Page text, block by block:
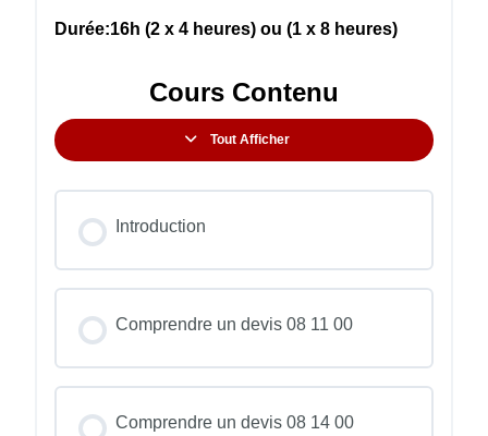
Durée:16h (2 x 4 heures) ou (1 x 8 heures)
Cours Contenu
Tout Afficher
Leçons
Introduction
Comprendre un devis 08 11 00
Comprendre un devis 08 14 00